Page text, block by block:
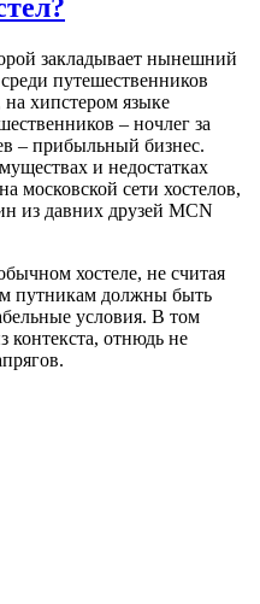
закладывает нынешний
путешественников
на хипстером языке
– ночлег за
– прибыльный бизнес.
и недостатках
московской сети хостелов,
из давних друзей MCN
хостеле, не считая
путникам должны быть
условия. В том
контекста, отнюдь не